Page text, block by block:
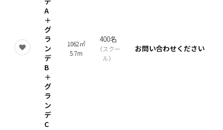
A
＋
グ
ラ
ン
デ
B
＋
グ
ラ
ン
デ
C
1062㎡
5.7m
400名
（スクー
ル）
お問い合わせください